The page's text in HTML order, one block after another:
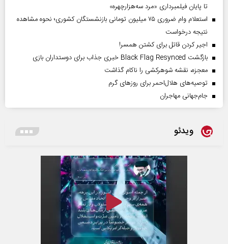
تا پایان فیلمبرداری «مرد سه‌هزارچهره»
استعلام وام ضروری ۷۵ میلیون تومانی بازنشستگان کشوری؛ نحوه مشاهده
نتیجه درخواست
اجیر کردن قاتل برای کشتن همسر!
بازگشت Black Flag Resynced خبری جذاب برای دوستداران بازی
معجزه، نقشه شوهرکشی را ناکام گذاشت
توصیه‌های هلال‌احمر برای روز‌های گرم
جام‌جهانی مهاجران
ویدئو